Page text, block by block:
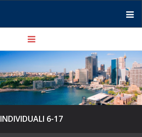
Toggle
navigation
INDIVIDUALI 6-17